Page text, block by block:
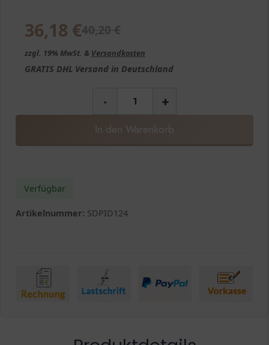
36,18 €
zzgl. 19% MwSt. & Versandkosten
GRATIS DHL Versand in Deutschland
- +
In den Warenkorb
Verfügbar
Artikelnummer: SDPID124